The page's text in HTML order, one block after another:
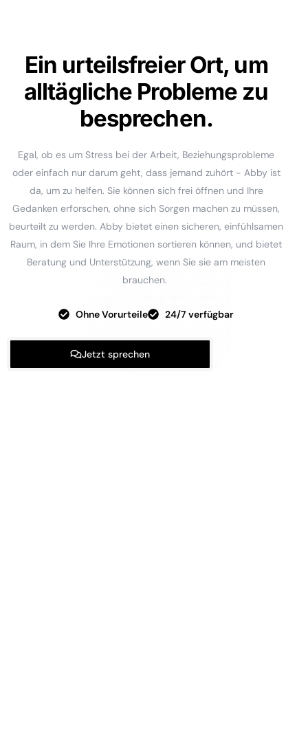
Ein urteilsfreier Ort, um
alltägliche Probleme zu
besprechen.
Egal, ob es um Stress bei der Arbeit, Beziehungsprobleme
oder einfach nur darum geht, dass jemand zuhört - Abby ist
da, um zu helfen. Sie können sich frei öffnen und Ihre
Gedanken erforschen, ohne sich Sorgen machen zu müssen,
beurteilt zu werden. Abby bietet einen sicheren, einfühlsamen
Raum, in dem Sie Ihre Emotionen sortieren können, und bietet
Beratung und Unterstützung, wenn Sie sie am meisten
brauchen.
Ohne Vorurteile 24/7 verfügbar
Jetzt sprechen